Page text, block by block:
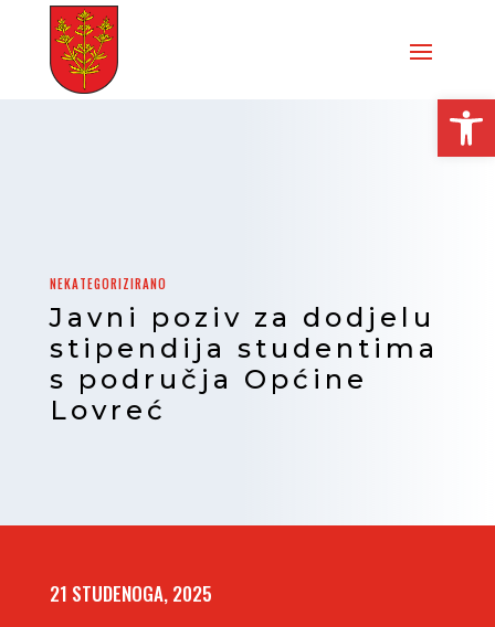
NEKATEGORIZIRANO
Javni poziv za dodjelu
stipendija studentima
s područja Općine
Lovreć
21 STUDENOGA, 2025